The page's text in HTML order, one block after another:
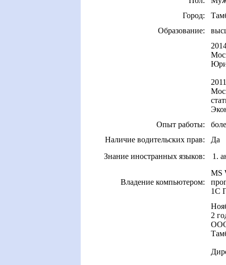
Город:
Образование:
2011
Опыт работы:
Наличие водительских прав:
Да
Знание иностранных языков:
1.
Владение компьютером:
MS
1С
2
ООО